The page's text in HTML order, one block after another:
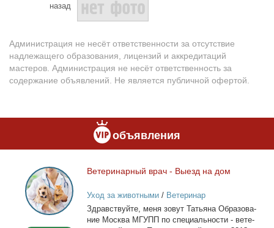
назад
Администрация не несёт ответственности за отсутствие
надлежащего образования, лицензий и аккредитаций
мастеров. Администрация не несёт ответственность за
содержание объявлений. Не является публичной офертой.
объявления
Ветеринарный
врач
-
Выезд
Ве­те­ри­нар­ный врач - Вы­езд на дом
Уход за животными/ Ветеринар
Здрав­ствуй­те, ме­ня зо­вут Та­тья­на Об­ра­зо­ва­
ние Москва МГУПП по спе­ци­аль­но­сти - ве­те­